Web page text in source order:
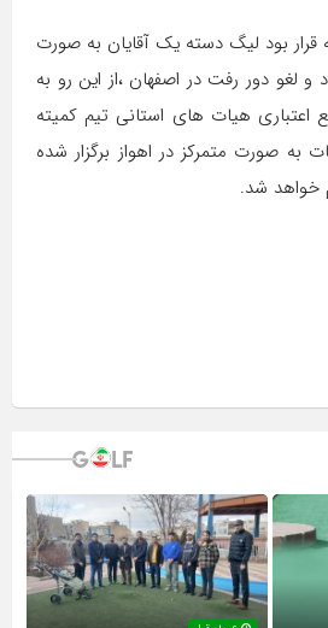
قرار بود لیگ دسته یک آقایان به صورت
لغو دور رفت در اصفهان ،از این رو به
اعتباری هیات های استانی تیم کمیته
به صورت متمرکز در اهواز برگزار شده
خواهد شد.